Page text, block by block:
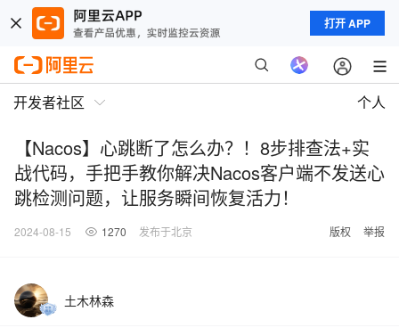
打开 APP
开发者社区 个人
【Nacos】心跳断了怎么办？！8步排查法+实
战代码，手把手教你解决Nacos客户端不发送心
跳检测问题，让服务瞬间恢复活力！
2024-08-15 1270 发布于北京 版权 举报
土木林森